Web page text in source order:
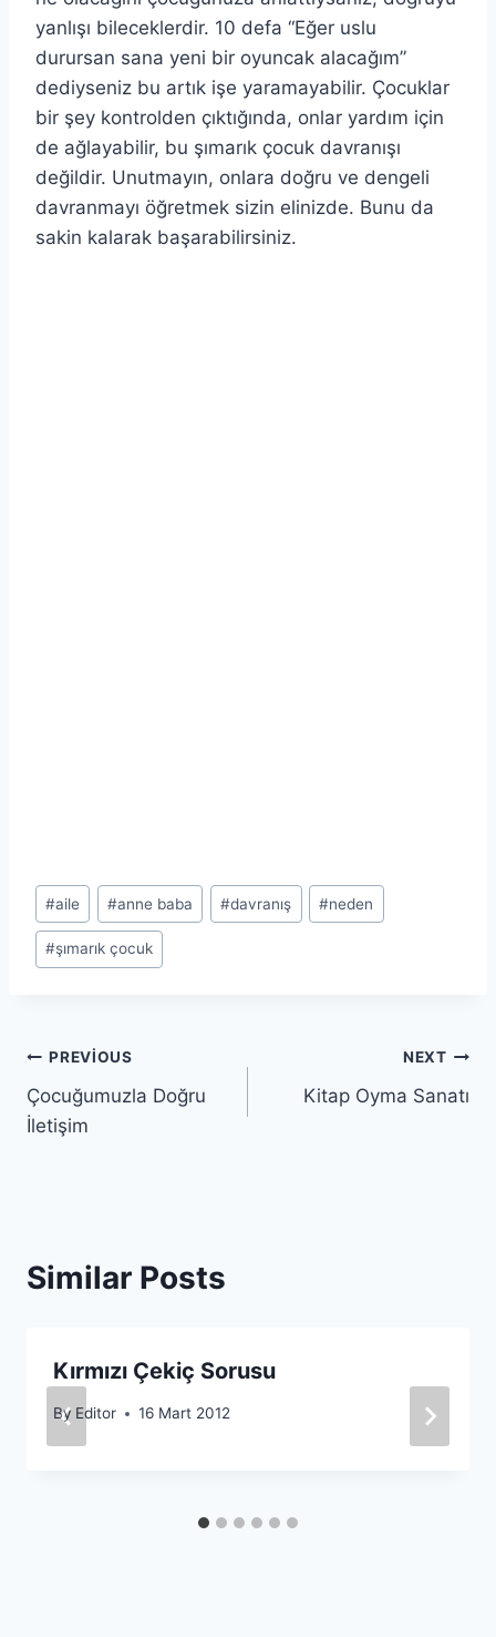
yanlışı bileceklerdir. 10 defa “Eğer uslu
durursan sana yeni bir oyuncak alacağım”
dediyseniz bu artık işe yaramayabilir. Çocuklar
bir şey kontrolden çıktığında, onlar yardım için
de ağlayabilir, bu şımarık çocuk davranışı
değildir. Unutmayın, onlara doğru ve dengeli
davranmayı öğretmek sizin elinizde. Bunu da
sakin kalarak başarabilirsiniz.
Post
Tags:
#aile #anne baba #davranış #neden
#şımarık çocuk
Yazı
gezinmesi
PREVIOUS
Çocuğumuzla Doğru
İletişim
NEXT
Kitap Oyma Sanatı
Similar Posts
Kırmızı Çekiç Sorusu
By Editor 16 Mart 2012